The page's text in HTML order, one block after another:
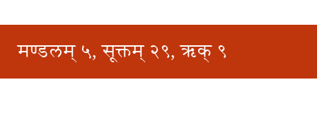
मण्डलम् ५, सूक्तम् २९, ऋक् ९